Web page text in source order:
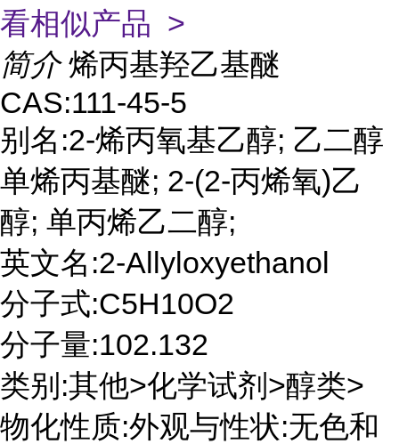
看相似产品 >
简介 烯丙基羟乙基醚
CAS:111-45-5
别名:2-烯丙氧基乙醇; 乙二醇
单烯丙基醚; 2-(2-丙烯氧)乙
醇; 单丙烯乙二醇;
英文名:2-Allyloxyethanol
分子式:C5H10O2
分子量:102.132
类别:其他>化学试剂>醇类>
物化性质:外观与性状:无色和